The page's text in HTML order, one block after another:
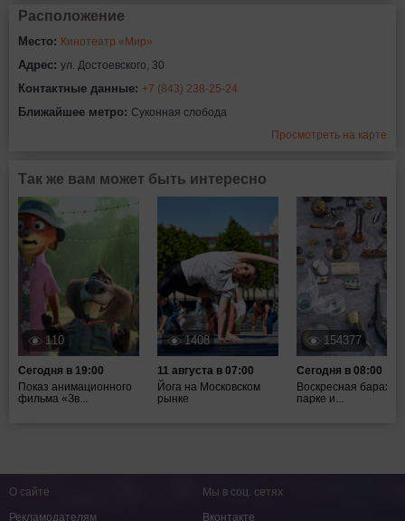
Расположение
Место: Кинотеатр «Мир»
Адрес: ул. Достоевского, 30
Контактные данные: +7 (843) 238-25-24
Ближайшее метро: Суконная слобода
Просмотреть на карте
Так же вам может быть интересно
110
Сегодня в 19:00
Показ анимационного
фильма «Зв...
1408
11 августа в 07:00
Йога на Московском
рынке
154377
Сегодня в 08:00
Воскресная
парке и...
О сайте
Рекламодателям
Мы в соц. сетях
Вконтакте